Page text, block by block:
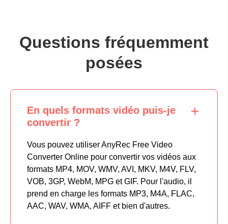
Questions fréquemment
posées
En quels formats vidéo puis-je
convertir ?
Vous pouvez utiliser AnyRec Free Video
Converter Online pour convertir vos vidéos aux
formats MP4, MOV, WMV, AVI, MKV, M4V, FLV,
VOB, 3GP, WebM, MPG et GIF. Pour l'audio, il
prend en charge les formats MP3, M4A, FLAC,
AAC, WAV, WMA, AIFF et bien d'autres.